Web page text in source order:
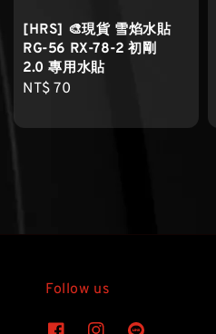
[HRS] 🎨現貨 雪焰水貼
RG-56 RX-78-2 初剛
2.0 專用水貼
Regular
NT$ 70
Follow us